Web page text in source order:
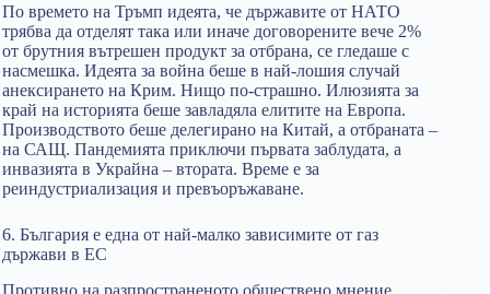
По времето на Тръмп идеята, че държавите от НАТО
трябва да отделят така или иначе договорените вече 2%
от брутния вътрешен продукт за отбрана, се гледаше с
насмешка. Идеята за война беше в най-лошия случай
анексирането на Крим. Нищо по-страшно. Илюзията за
край на историята беше завладяла елитите на Европа.
Производството беше делегирано на Китай, а отбраната –
на САЩ. Пандемията приключи първата заблудата, а
инвазията в Украйна – втората. Време е за
реиндустриализация и превъоръжаване.
6. България е една от най-малко зависимите от газ
държави в ЕС
Противно на разпространеното обществено мнение